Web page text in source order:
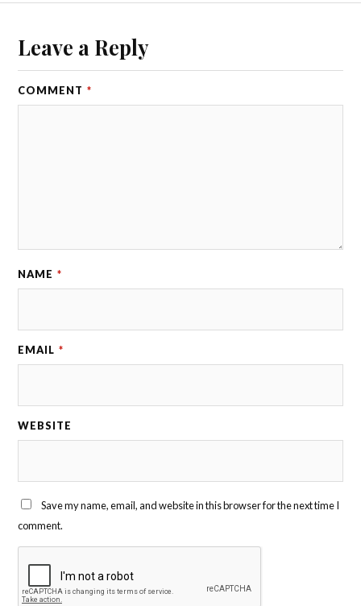
Leave a Reply
COMMENT *
NAME *
EMAIL *
WEBSITE
Save my name, email, and website in this browser for the next time I
comment.